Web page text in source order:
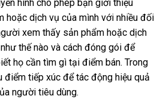
hình cho phép bạn giới thiệu
hoặc dịch vụ của mình với nhiều đối
xem thấy sản phẩm hoặc dịch
thế nào và cách đóng gói để
họ cần tìm gì tại điểm bán. Trong
điểm tiếp xúc để tác động hiệu quả
người tiêu dùng.